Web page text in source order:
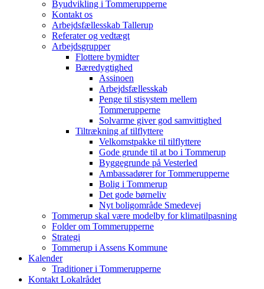
Byudvikling i Tommerupperne
Kontakt os
Arbejdsfællesskab Tallerup
Referater og vedtægt
Arbejdsgrupper
Flottere bymidter
Bæredygtighed
Assinoen
Arbejdsfællesskab
Penge til stisystem mellem
Tommerupperne
Solvarme giver god samvittighed
Tiltrækning af tilflyttere
Velkomstpakke til tilflyttere
Gode grunde til at bo i Tommerup
Byggegrunde på Vesterled
Ambassadører for Tommerupperne
Bolig i Tommerup
Det gode børneliv
Nyt boligområde Smedevej
Tommerup skal være modelby for klimatilpasning
Folder om Tommerupperne
Strategi
Tommerup i Assens Kommune
Kalender
Traditioner i Tommerupperne
Kontakt Lokalrådet